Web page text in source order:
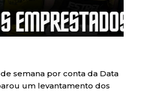
semana por conta da Data
um levantamento dos